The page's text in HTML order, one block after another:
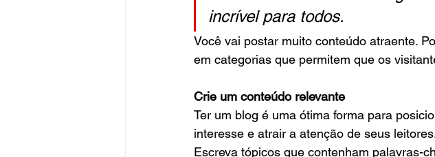
incrível para todos.
Você vai postar muito conteúdo atraente.
em categorias que permitem que os
Crie um conteúdo relevante
Ter um blog é uma ótima forma para
interesse e atrair a atenção de seus
Escreva tópicos que contenham palavras-